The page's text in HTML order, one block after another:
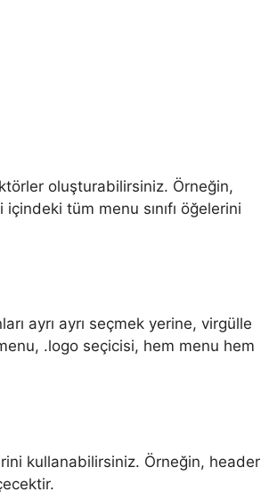
oluşturabilirsiniz. Örneğin,
tüm menu sınıfı öğelerini
ayrı ayrı seçmek yerine, virgülle
.logo seçicisi, hem menu hem
kullanabilirsiniz. Örneğin, header